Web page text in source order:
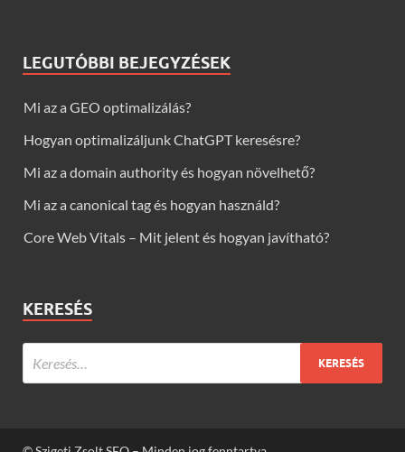
LEGUTÓBBI BEJEGYZÉSEK
Mi az a GEO optimalizálás?
Hogyan optimalizáljunk ChatGPT keresésre?
Mi az a domain authority és hogyan növelhető?
Mi az a canonical tag és hogyan használd?
Core Web Vitals – Mit jelent és hogyan javítható?
KERESÉS